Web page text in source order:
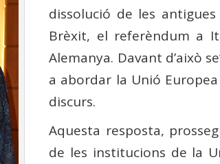
dissolució de les
Brèxit, el referèndum a
Alemanya. Davant d’això
a abordar la Unió
discurs.
Aquesta resposta,
de les institucions de la